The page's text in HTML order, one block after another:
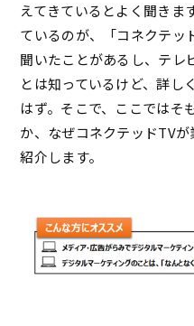
えてきているとよく聞きま
ているのが、「コネクテッ
聞いたことがあるし、テレ
とは知っているけど、詳し
はず。そこで、ここではそ
か、なぜコネクテッドTV
紹介します。